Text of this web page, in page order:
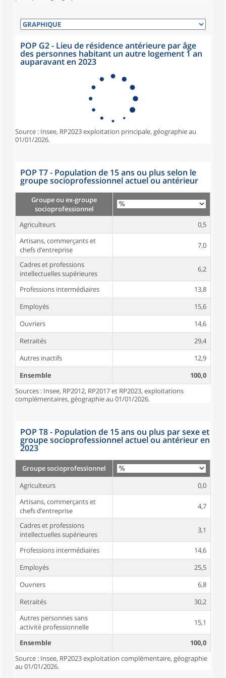
POP G2 - Lieu de résidence antérieure par âge
des personnes habitant un autre logement 1 an
auparavant en 2023
Source : Insee, RP2023 exploitation principale, géographie au
01/01/2026.
POP T7 - Population de 15 ans ou plus selon le
groupe socioprofessionnel actuel ou antérieur
Groupe ou ex-groupe
socioprofessionnel
Agriculteurs
0,5
Artisans, commerçants et
chefs d’entreprise
7,0
Cadres et professions
intellectuelles supérieures
6,2
Professions intermédiaires
13,8
Employés
15,6
Ouvriers
14,6
Retraités
29,4
Autres inactifs
12,9
Ensemble
100,0
Sources : Insee, RP2012, RP2017 et RP2023, exploitations
complémentaires, géographie au 01/01/2026.
POP T8 - Population de 15 ans ou plus par sexe et
groupe socioprofessionnel actuel ou antérieur en
2023
Groupe socioprofessionnel
Agriculteurs
0,0
Artisans, commerçants et
chefs d’entreprise
4,7
Cadres et professions
intellectuelles supérieures
3,1
Professions intermédiaires
14,6
Employés
25,5
Ouvriers
6,8
Retraités
30,2
Autres personnes sans
activité professionnelle
15,1
Ensemble
100,0
Source : Insee, RP2023 exploitation complémentaire, géographie
au 01/01/2026.